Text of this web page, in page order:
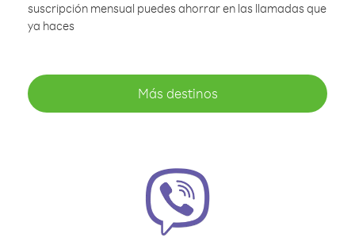
suscripción mensual puedes ahorrar en las llamadas que
ya haces
Más destinos